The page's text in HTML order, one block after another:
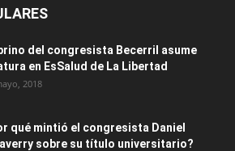
del congresista Becerril asume
en EsSalud de La Libertad
2018
qué mintió el congresista Daniel
sobre su título universitario?